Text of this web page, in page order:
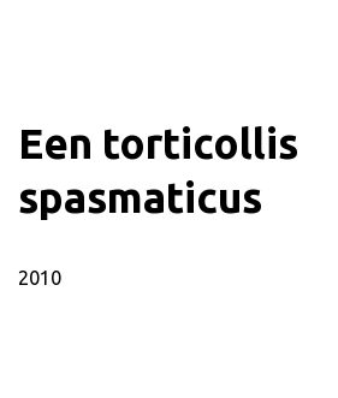
Een torticollis
spasmaticus
2010